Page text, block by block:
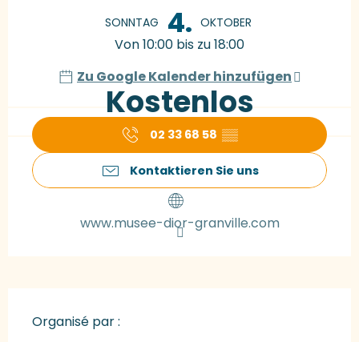
SONNTAG 4. OKTOBER
Von 10:00 bis zu 18:00
Zu Google Kalender hinzufügen
Kostenlos
02 33 68 58 ▒▒
Kontaktieren Sie uns
www.musee-dior-granville.com
Organisé par :